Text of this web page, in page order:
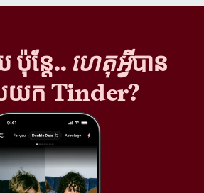
ន្តែ.. ហេតុអ្វីបាន
យក Tinder?